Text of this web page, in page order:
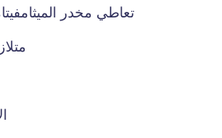
تعاطي مخدر